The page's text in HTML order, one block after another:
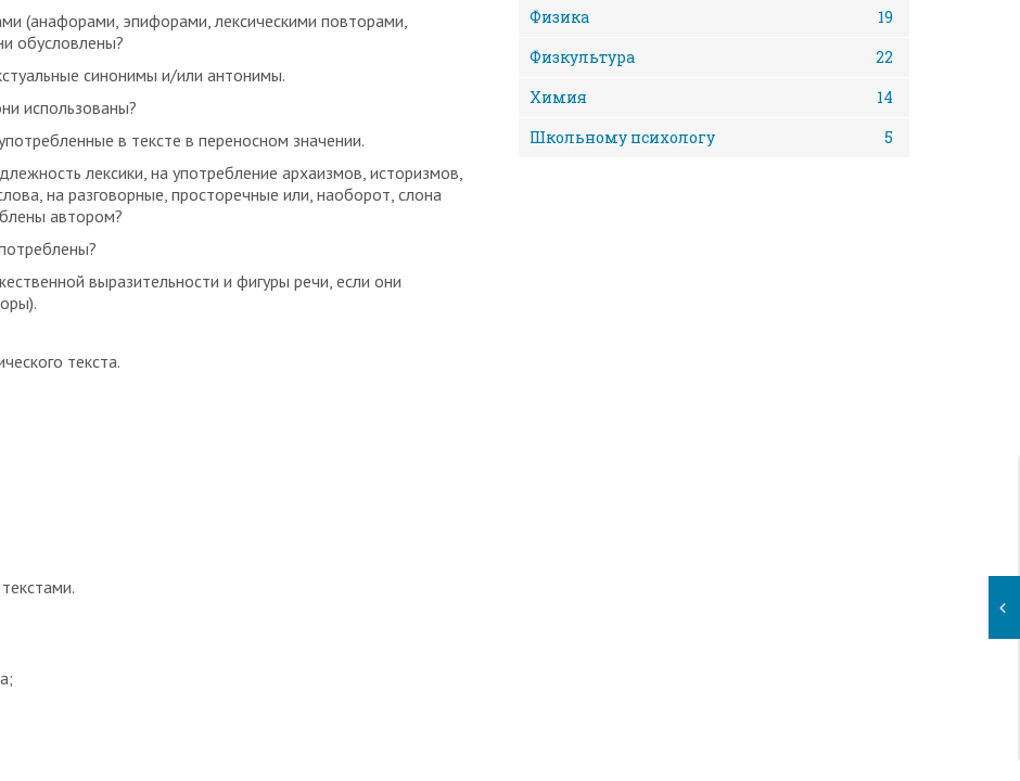
(анафорами, эпифорами, лексическими повторами,
обусловлены?
синонимы и/или антонимы.
использованы?
в тексте в переносном значении.
лексики, на употребление архаизмов, историзмов,
на разговорные, просторечные или, наоборот, слона
автором?
выразительности и фигуры речи, если они
текста.
Физика
19
Физкультура
22
Химия
14
Школьному психологу
5